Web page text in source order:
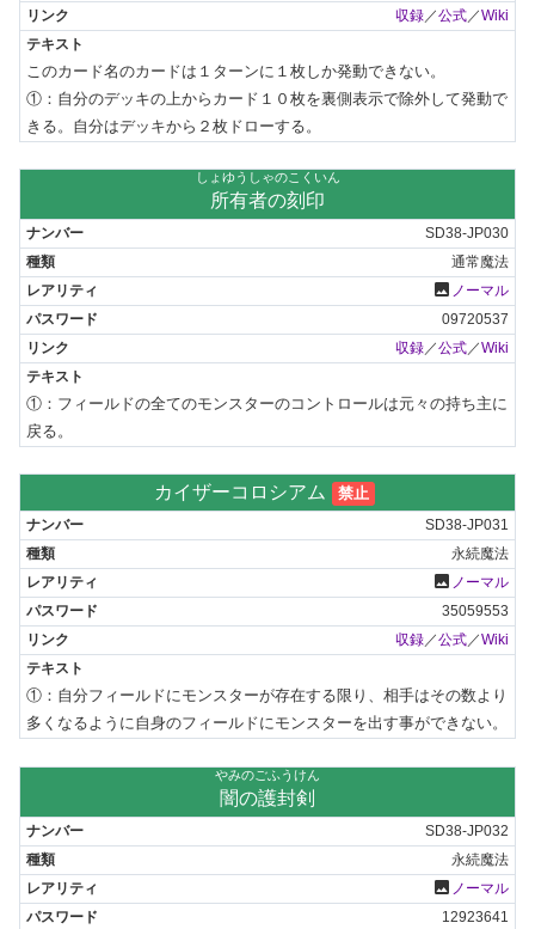
収録 ／公式 ／Wiki
このカード名のカードは１ターンに１枚しか発動できない。
①：自分のデッキの上からカード１０枚を裏側表示で除外して発動で
きる。自分はデッキから２枚ドローする。
しょゆうしゃのこくいん
所有者の刻印
SD38-JP030
通常魔法
photo ノーマル
09720537
収録／公式／Wiki
①：フィールドの全てのモンスターのコントロールは元々の持ち主に
戻る。
カイザーコロシアム 禁止
SD38-JP031
永続魔法
photo ノーマル
35059553
収録／公式／Wiki
①：自分フィールドにモンスターが存在する限り、相手はその数より
多くなるように自身のフィールドにモンスターを出す事ができない。
やみのごふうけん
闇の護封剣
SD38-JP032
永続魔法
photo ノーマル
12923641